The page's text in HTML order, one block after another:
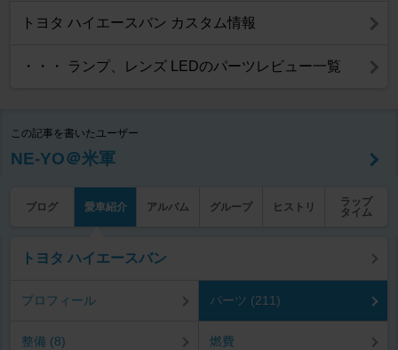
トヨタ ハイエースバン カスタム情報
・・・ ランプ、レンズ LEDのパーツレビュー一覧
この記事を書いたユーザー
NE-YO＠米軍
ブログ 愛車紹介 アルバム グループ ヒストリ
ラップ
タイム
トヨタ ハイエースバン
プロフィール パーツ (211)
整備 (8) 燃費